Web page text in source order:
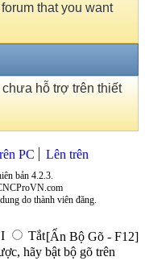
that you want
hỗ trợ trên thiết
PC Lên trên
bản 4.2.3.
do thành viên đăng.
Tắt[Ẩn Bộ Gõ - F12]
hãy bật bộ gõ trên